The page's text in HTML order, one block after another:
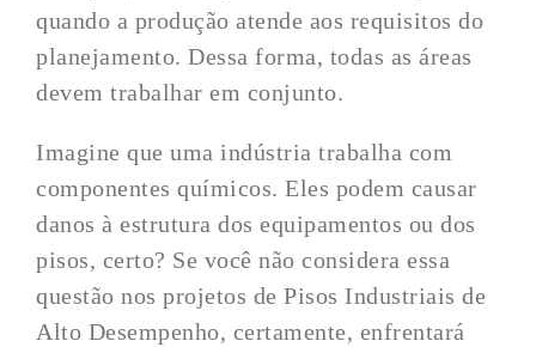
quando a produção atende aos requisitos do
planejamento. Dessa forma, todas as áreas
devem trabalhar em conjunto.
Imagine que uma indústria trabalha com
componentes químicos. Eles podem causar
danos à estrutura dos equipamentos ou dos
pisos, certo? Se você não considera essa
questão nos projetos de Pisos Industriais de
Alto Desempenho, certamente, enfrentará